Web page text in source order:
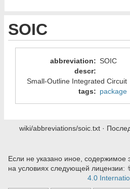
SOIC
abbreviation: SOIC
descr:
Small-Outline Integrated Circuit
tags: package
wiki/abbreviations/soic.txt ·
Если не указано иное, содержимое
на условиях следующей лицензии:
4.0